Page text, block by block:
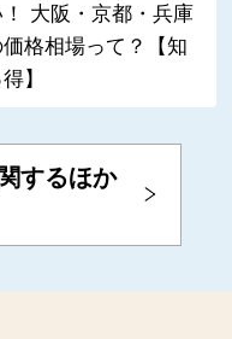
！ 大阪・京都・兵庫
格相場って？【知
】
するほか